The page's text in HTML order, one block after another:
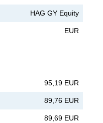
HAG GY Equity
EUR
95,19 EUR
89,76 EUR
89,69 EUR